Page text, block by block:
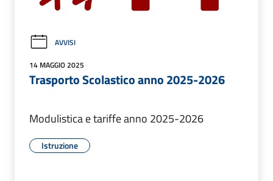
AVVISI
14 MAGGIO 2025
Trasporto Scolastico anno 2025-2026
Modulistica e tariffe anno 2025-2026
Istruzione